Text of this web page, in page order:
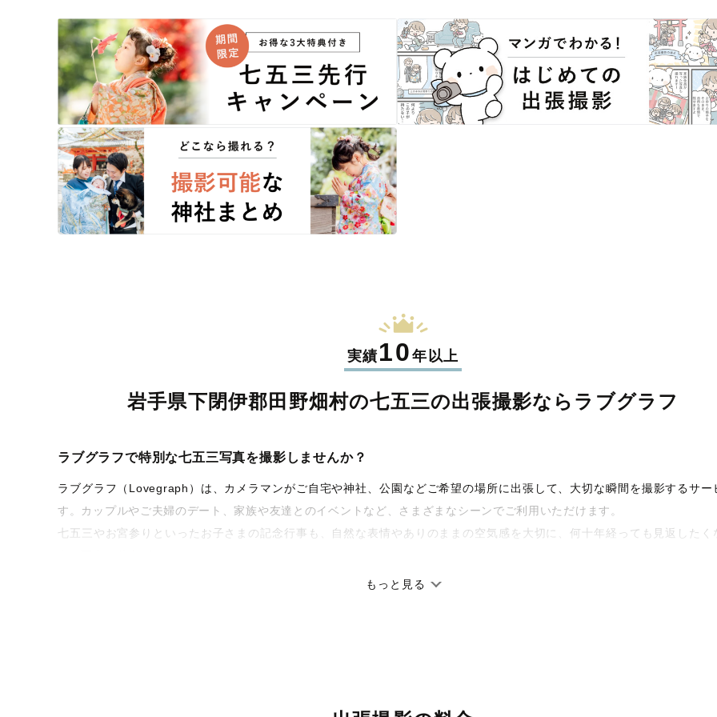
実績10年以上
岩手県下閉伊郡田野畑村の七五三の出張撮影なら ラブグラフ
ラブグラフで特別な七五三写真を撮影しませんか？
ラブグラフ（Lovegraph）は、カメラマンがご自宅や神社、公園などご希望の場所に出張して、大切な瞬間を撮影するサー
す。カップルやご夫婦のデート、家族や友達とのイベントなど、さまざまなシーンでご利用いただけます。
七五三やお宮参りといったお子さまの記念行事も、自然な表情やありのままの空気感を大切に、何十年経っても見返したく
もっと見る